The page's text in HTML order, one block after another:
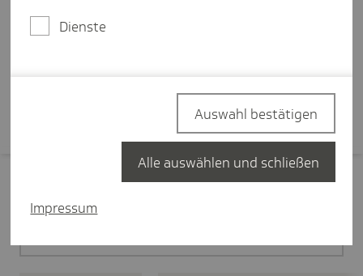
bessere Koordination.
Dienste
Impressum
Auswahl bestätigen
Alle auswählen und schließen